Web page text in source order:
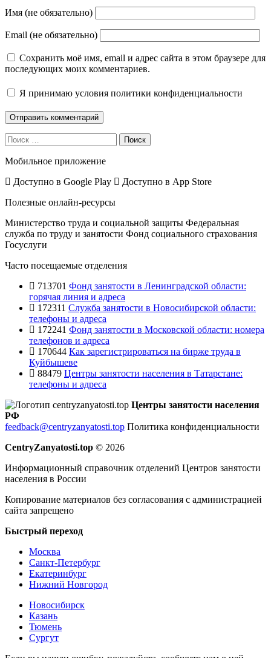
Имя (не обязательно)
Email (не обязательно)
Сохранить моё имя, email и адрес сайта в этом браузере для
последующих моих комментариев.
Я принимаю условия политики конфиденциальности
Поиск
Мобильное приложение
Доступно в Google Play Доступно в App Store
Полезные онлайн-ресурсы
Министерство труда и социальной защиты Федеральная
служба по труду и занятости Фонд социального страхования
Госуслуги
Часто посещаемые отделения
713701 Фонд занятости в Ленинградской области:
горячая линия и адреса
172311 Служба занятости в Новосибирской области:
телефоны и адреса
172241 Фонд занятости в Московской области: номера
телефонов и адреса
170644 Как зарегистрироваться на бирже труда в
Куйбышеве
88479 Центры занятости населения в Татарстане:
телефоны и адреса
Центры занятости населения
РФ
feedback@centryzanyatosti.top Политика конфиденциальности
CentryZanyatosti.top © 2026
Информационный справочник отделений Центров занятости
населения в России
Копирование материалов без согласования с администрацией
сайта запрещено
Быстрый переход
Москва
Санкт-Петербург
Екатеринбург
Нижний Новгород
Новосибирск
Казань
Тюмень
Сургут